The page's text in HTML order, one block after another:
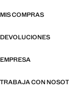
MIS COMPRAS
DEVOLUCIONES
EMPRESA
TRABAJA CON